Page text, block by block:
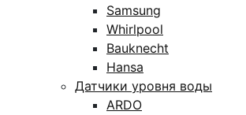
Samsung
Whirlpool
Bauknecht
Hansa
Датчики уровня воды
ARDO